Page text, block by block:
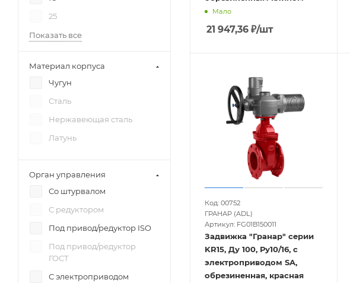
Мало
21 947,36 ₽/шт
Код: 00752
ГРАНАР (ADL)
Артикул: FG01B150011
Задвижка "Гранар" серии
KR15, Ду 100, Ру10/16, с
электроприводом SA,
обрезиненная, красная
25
Показать все
Материал корпуса
Чугун
Сталь
Нержавеющая сталь
Латунь
Орган управления
Со штурвалом
С редуктором
Под привод/редуктор ISO
Под привод/редуктор
ГОСТ
С электроприводом